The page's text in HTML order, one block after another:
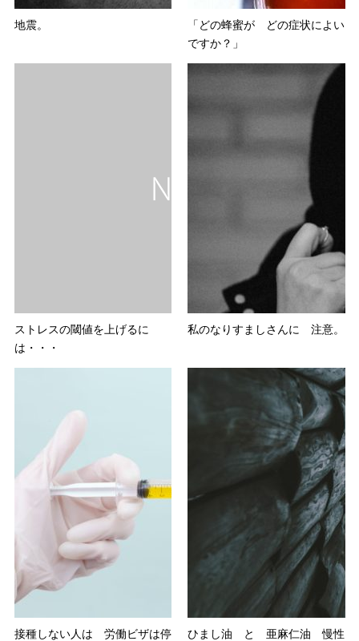
地震。
「どの蜂蜜が どの症状によい
ですか？」
ストレスの閾値を上げるに
は・・・
私のなりすましさんに 注意。
接種しない人は 労働ビザは停
ひまし油 と 亜麻仁油 慢性